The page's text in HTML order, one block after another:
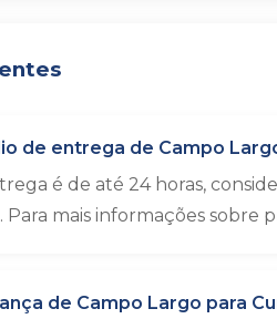
de entrega de Campo
é de até 24 horas,
Para mais informações sobre
de Campo Largo para